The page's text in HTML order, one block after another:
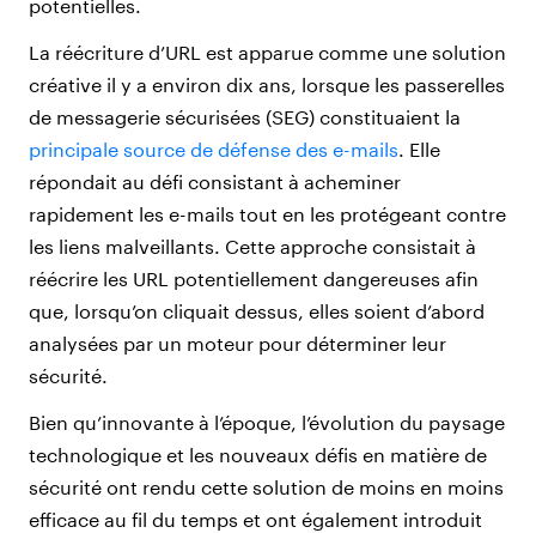
potentielles.
La réécriture d’URL est apparue comme une solution
créative il y a environ dix ans, lorsque les passerelles
de messagerie sécurisées (SEG) constituaient la
principale source de défense des e-mails. Elle
répondait au défi consistant à acheminer
rapidement les e-mails tout en les protégeant contre
les liens malveillants. Cette approche consistait à
réécrire les URL potentiellement dangereuses afin
que, lorsqu’on cliquait dessus, elles soient d’abord
analysées par un moteur pour déterminer leur
sécurité.
Bien qu’innovante à l’époque, l’évolution du paysage
technologique et les nouveaux défis en matière de
sécurité ont rendu cette solution de moins en moins
efficace au fil du temps et ont également introduit